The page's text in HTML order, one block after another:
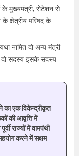
के मुख्यमंत्री, रोटेशन से
क्षेत्रीय परिषद के
नामित दो अन्य मंत्री
दो सदस्य इसके सदस्य
का एक विकेन्द्रीकृत
की आवृत्ति में
राज्यों में वामपंथी
करने में सक्षम